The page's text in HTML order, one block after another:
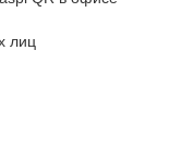
лиц